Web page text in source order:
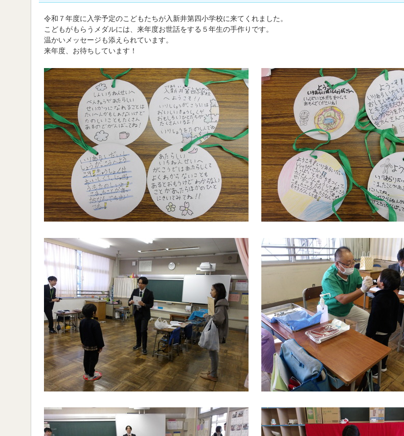
令和７年度に入学予定のこどもたちが入新井第四小学校に来てくれました。
こどもがもらうメダルには、来年度お世話をする５年生の手作りです。
温かいメッセージも添えられています。
来年度、お待ちしています！